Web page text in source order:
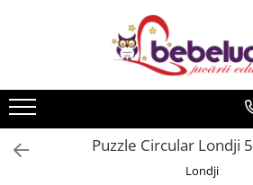
Toate Produsele
Jucarii pe varste
Jucarii educative
Set constructie copiiPuzzle Circular Londji
Londji